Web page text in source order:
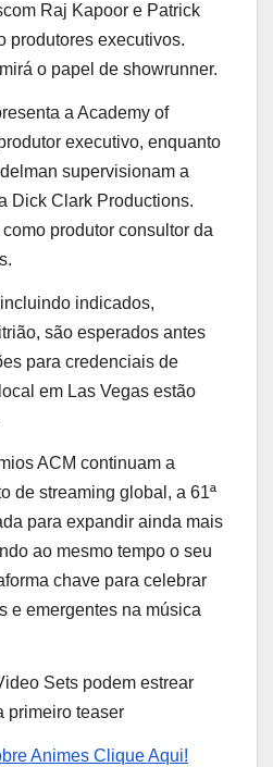
com Raj Kapoor e Patrick
produtores executivos.
o papel de showrunner.
a Academy of
executivo, enquanto
supervisionam a
Dick Clark Productions.
produtor consultor da
indicados,
são esperados antes
para credenciais de
em Las Vegas estão
ACM continuam a
de streaming global, a 61ª
para expandir ainda mais
ao mesmo tempo o seu
chave para celebrar
e emergentes na música
Sets podem estrear
primeiro teaser
Animes Clique Aqui!